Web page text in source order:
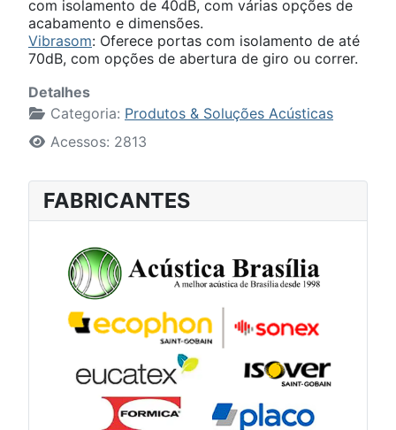
com isolamento de 40dB, com várias opções de
acabamento e dimensões.
Vibrasom: Oferece portas com isolamento de até
70dB, com opções de abertura de giro ou correr.
Detalhes
Categoria: Produtos & Soluções Acústicas
Acessos: 2813
FABRICANTES